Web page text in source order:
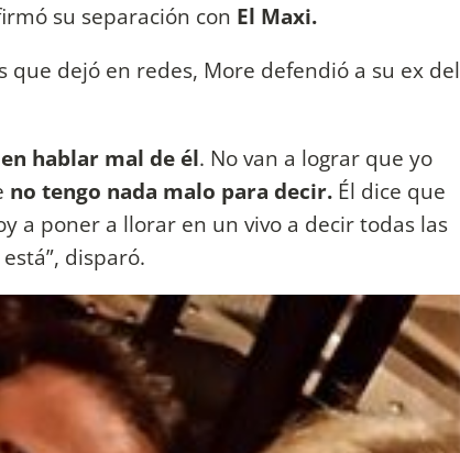
su separación con El Maxi.
que dejó en redes, More defendió a su ex del
hablar mal de él. No van a lograr que yo
no tengo nada malo para decir. Él dice que
a poner a llorar en un vivo a decir todas las
disparó.